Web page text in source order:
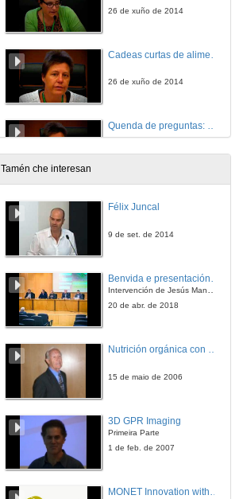
26 de xuño de 2014
26 de xuño de 2014
Quenda de preguntas: Cadeas curtas de alimentación
26 de xuño de 2014
26 de xuño de 2014
26 de xuño de 2014
Tamén che interesan
Félix Juncal
9 de set. de 2014
Intervención de Jesús Manuel Míguez, Decano da Facultade de Bioloxía
20 de abr. de 2018
Nutrición orgánica con auga de mar
15 de maio de 2006
3D GPR Imaging
Primeira Parte
1 de feb. de 2007
MONET Innovation with quality sense